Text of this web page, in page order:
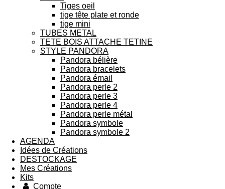
Tiges oeil
tige tête plate et ronde
tige mini
TUBES METAL
TETE BOIS ATTACHE TETINE
STYLE PANDORA
Pandora bélière
Pandora bracelets
Pandora émail
Pandora perle 2
Pandora perle 3
Pandora perle 4
Pandora perle métal
Pandora symbole
Pandora symbole 2
AGENDA
Idées de Créations
DESTOCKAGE
Mes Créations
Kits
Compte